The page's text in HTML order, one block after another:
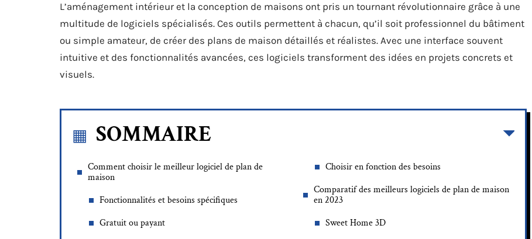
L’aménagement intérieur et la conception de maisons ont pris un tournant révolutionnaire grâce à une
multitude de logiciels spécialisés. Ces outils permettent à chacun, qu’il soit professionnel du bâtiment
ou simple amateur, de créer des plans de maison détaillés et réalistes. Avec une interface souvent
intuitive et des fonctionnalités avancées, ces logiciels transforment des idées en projets concrets et
visuels.
SOMMAIRE
Comment choisir le meilleur logiciel de plan de
maison
Fonctionnalités et besoins spécifiques
Gratuit ou payant
Choisir en fonction des besoins
Comparatif des meilleurs logiciels de plan de maison
en 2023
Sweet Home 3D